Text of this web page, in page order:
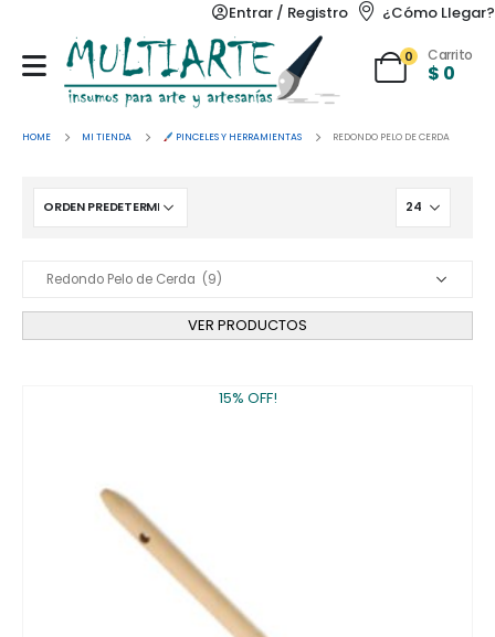
Entrar / Registro ¿Cómo Llegar?
0 Carrito
$ 0
HOME MI TIENDA PINCELES Y HERRAMIENTAS REDONDO PELO DE CERDA
VER PRODUCTOS
15% OFF!